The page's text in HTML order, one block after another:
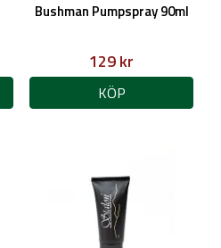
Bushman Pumpspray 90ml
129 kr
KÖP